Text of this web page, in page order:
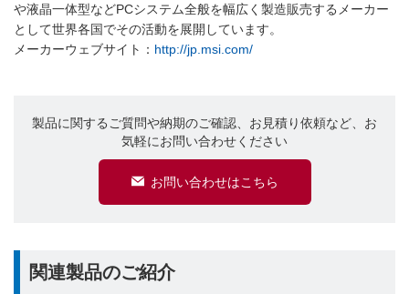
や液晶一体型などPCシステム全般を幅広く製造販売するメーカー
として世界各国でその活動を展開しています。
メーカーウェブサイト： http://jp.msi.com/
製品に関するご質問や納期のご確認、お見積り依頼など、お
気軽にお問い合わせください
お問い合わせはこちら
関連製品のご紹介